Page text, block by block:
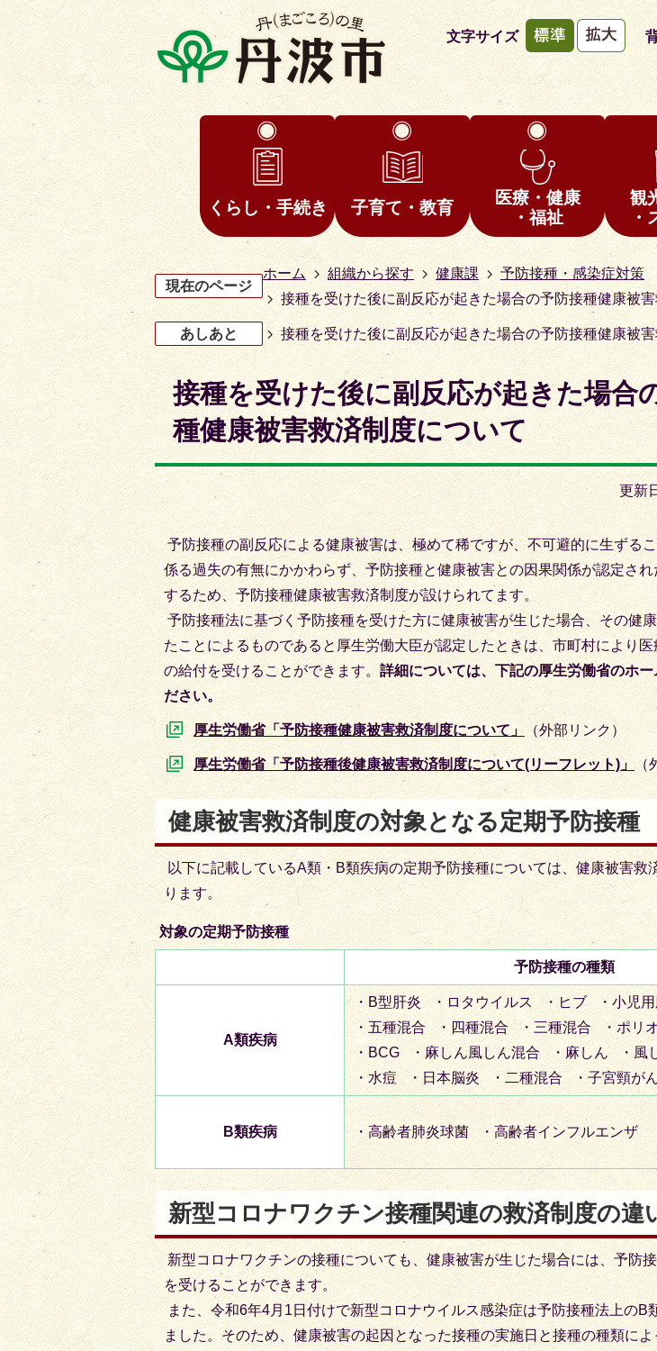
文字サイズ
くらし・手続き 子育て・教育
医療・健康
・福祉
観
・
現在のページ
ホーム 組織から探す 健康課
予防接種・感染症対策
接種を受けた後に副反応が起きた場合の予防接種健康被
あしあと 接種を受けた後に副反応が起きた場合の予防接種健康被
接種を受けた後に副反応が起きた場合
種健康被害救済制度について
更新
予防接種の副反応による健康被害は、極めて稀ですが、不可避的に生ずる
係る過失の有無にかかわらず、予防接種と健康被害との因果関係が認定さ
するため、予防接種健康被害救済制度が設けられてます。
予防接種法に基づく予防接種を受けた方に健康被害が生じた場合、その健
たことによるものであると厚生労働大臣が認定したときは、市町村により
の給付を受けることができます。 詳細については、下記の厚生労働省のホ
ださい。
厚生労働省「予防接種健康被害救済制度について」（外部リンク）
厚生労働省「予防接種後健康被害救済制度について(リーフレット)」 （
健康被害救済制度の対象となる定期予防接種
以下に記載しているA類・B類疾病の定期予防接種については、健康被害救
ります。
対象の定期予防接種
予防接種の種類
A類疾病
・B型肝炎 ・ロタウイルス ・ヒブ ・小児用
・五種混合 ・四種混合 ・三種混合 ・ポリ
・BCG ・麻しん風しん混合 ・麻しん ・風
・水痘 ・日本脳炎 ・二種混合 ・子宮頸が
B類疾病 ・高齢者肺炎球菌 ・高齢者インフルエンザ
新型コロナワクチン接種関連の救済制度の違
新型コロナワクチンの接種についても、健康被害が生じた場合には、予防
を受けることができます。
また、令和6年4月1日付けで新型コロナウイルス感染症は予防接種法上のB
ました。そのため、健康被害の起因となった接種の実施日と接種の種類に
枚
ス
4
枚
目
の
ス
イ
1
枚
の
イ
ド